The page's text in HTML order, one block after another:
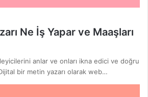
Ne İş Yapar ve Maaşları
anlar ve onları ikna edici ve doğru
bir metin yazarı olarak web…